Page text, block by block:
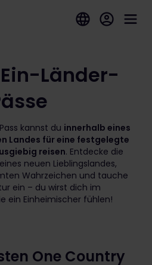
Länder-
kannst du innerhalb eines
Landes für eine festgelegte
reisen. Entdecke die
neuen Lieblingslandes,
Wahrzeichen und tauche
ein – du wirst dich im
ein Einheimischer fühlen!
One Country